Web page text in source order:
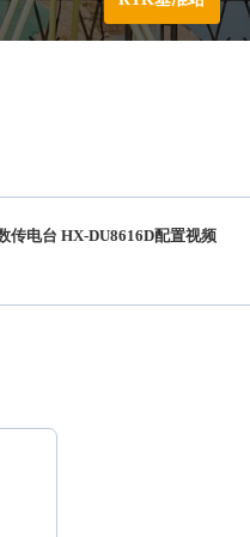
传电台 HX-DU8616D配置视频